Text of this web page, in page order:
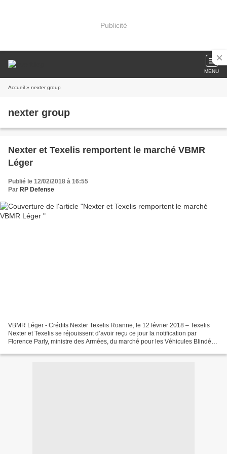
Publicité
MENU
Accueil » nexter group
nexter group
Nexter et Texelis remportent le marché VBMR
Léger
Publié le 12/02/2018 à 16:55
Par RP Defense
VBMR Léger - Crédits Nexter Texelis Roanne, le 12 février 2018 – Texelis
Nexter et Texelis se réjouissent d’avoir reçu ce jour la notification par
Florence Parly, ministre des Armées, du marché pour les Véhicules Blindés